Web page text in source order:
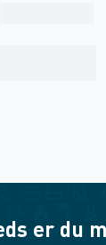
er du